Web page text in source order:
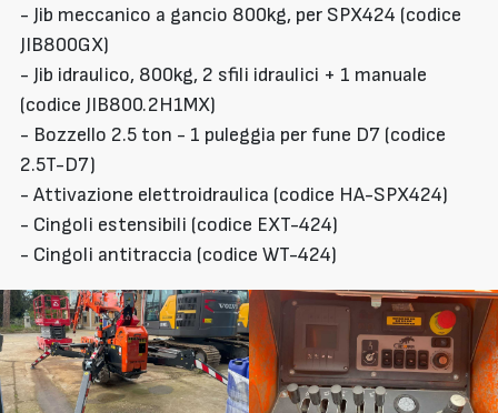
- Jib meccanico a gancio 800kg, per SPX424 (codice
JIB800GX)
- Jib idraulico, 800kg, 2 sfili idraulici + 1 manuale
(codice JIB800.2H1MX)
- Bozzello 2.5 ton - 1 puleggia per fune D7 (codice
2.5T-D7)
- Attivazione elettroidraulica (codice HA-SPX424)
- Cingoli estensibili (codice EXT-424)
- Cingoli antitraccia (codice WT-424)